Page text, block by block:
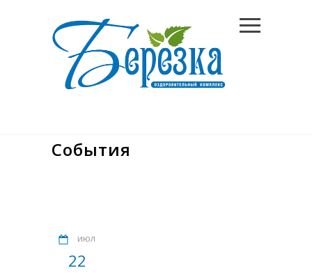
События
июл
22